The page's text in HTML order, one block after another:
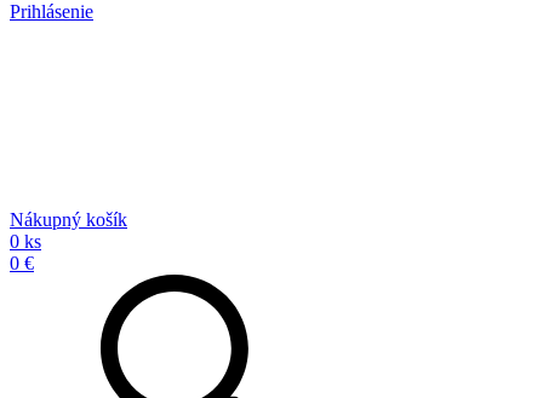
Prihlásenie
Nákupný košík
0 ks
0 €